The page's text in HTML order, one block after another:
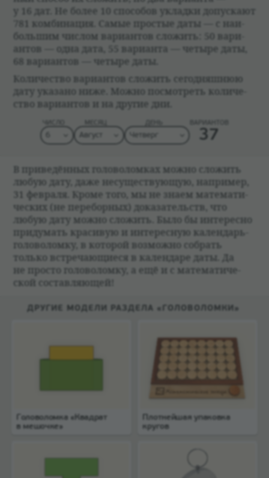
у 16 дат. Не более 10 спо­со­бов укладки допус­кают
781 ком­би­нация. Самые про­стые даты — с наи­
большим чис­лом вари­ан­тов сложить: 50 вари­
ан­тов — одна дата, 55 вари­анта — четыре даты,
68 вари­ан­тов — четыре даты.
Коли­че­ство вари­ан­тов сложить сего­дняш­нюю
дату ука­зано ниже. Можно посмот­реть коли­че­
ство вари­ан­тов и на другие дни.
37
В при­ве­дён­ных голо­во­лом­ках можно сложить
любую дату, даже несуще­ствующую, напри­мер,
31 фев­раля. Кроме того, мы не знаем матема­ти­
че­ских (не пере­бор­ных) дока­за­тельств, что
любую дату можно сложить. Было бы инте­ресно
при­думать кра­си­вую и инте­рес­ную кален­дарь-
голо­во­ломку, в кото­рой возможно собрать
только встре­чающи­еся в кален­даре даты. Да
не про­сто голо­во­ломку, а ещё и с матема­ти­че­
ской состав­ляющей!
ДРУГИЕ МОДЕЛИ РАЗДЕЛА «ГОЛОВОЛОМКИ»
Головоломка «Квадрат
в мешочке»
Плотнейшая упаковка
кругов